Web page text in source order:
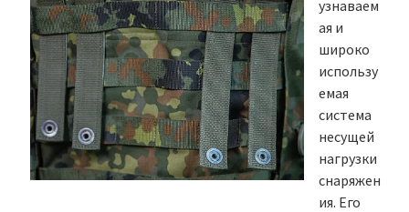
узнаваем
ая и
широко
использу
емая
система
несущей
нагрузки
снаряжен
ия. Его